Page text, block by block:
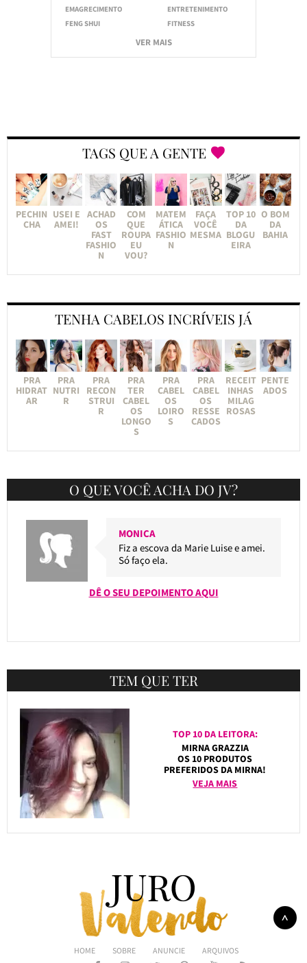
EMAGRECIMENTO
ENTRETENIMENTO
FENG SHUI
FITNESS
VER MAIS
TAGS QUE A GENTE
PECHIN
CHA
USEI E
AMEI!
ACHAD
OS
FAST
FASHIO
N
COM
QUE
ROUPA
EU
VOU?
MATEM
ÁTICA
FASHIO
N
FAÇA
VOCÊ
MESMA
TOP 10
DA
BLOGU
EIRA
O BOM
DA
BAHIA
TENHA CABELOS INCRÍVEIS JÁ
PRA
HIDRAT
AR
PRA
NUTRI
R
PRA
RECON
STRUI
R
PRA
TER
CABEL
OS
LONGO
S
PRA
CABEL
OS
LOIRO
S
PRA
CABEL
OS
RESSE
CADOS
RECEIT
INHAS
MILAG
ROSAS
PENTE
ADOS
O QUE VOCÊ ACHA DO JV?
MONICA
Fiz a escova da Marie Luise e amei.
Só faço ela.
DÊ O SEU DEPOIMENTO AQUI
TEM QUE TER
TOP 10 DA LEITORA:
MIRNA GRAZZIA
OS 10 PRODUTOS
PREFERIDOS DA MIRNA!
VEJA MAIS
HOME SOBRE ANUNCIE ARQUIVOS